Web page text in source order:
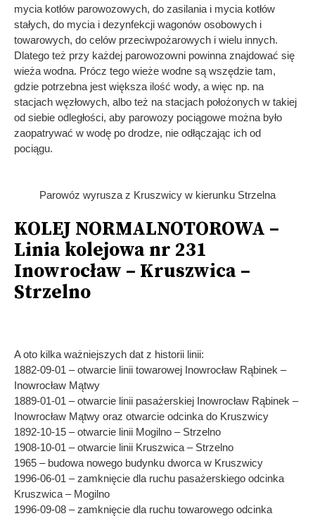
mycia kotłów parowozowych, do zasilania i mycia kotłów
stałych, do mycia i dezynfekcji wagonów osobowych i
towarowych, do celów przeciwpożarowych i wielu innych.
Dlatego też przy każdej parowozowni powinna znajdować się
wieża wodna. Prócz tego wieże wodne są wszędzie tam,
gdzie potrzebna jest większa ilość wody, a więc np. na
stacjach węzłowych, albo też na stacjach położonych w takiej
od siebie odległości, aby parowozy pociągowe można było
zaopatrywać w wodę po drodze, nie odłączając ich od
pociągu.
Parowóz wyrusza z Kruszwicy w kierunku Strzelna
KOLEJ NORMALNOTOROWA –
Linia kolejowa nr 231
Inowrocław – Kruszwica –
Strzelno
A oto kilka ważniejszych dat z historii linii:
1882-09-01 – otwarcie linii towarowej Inowrocław Rąbinek –
Inowrocław Mątwy
1889-01-01 – otwarcie linii pasażerskiej Inowrocław Rąbinek –
Inowrocław Mątwy oraz otwarcie odcinka do Kruszwicy
1892-10-15 – otwarcie linii Mogilno – Strzelno
1908-10-01 – otwarcie linii Kruszwica – Strzelno
1965 – budowa nowego budynku dworca w Kruszwicy
1996-06-01 – zamknięcie dla ruchu pasażerskiego odcinka
Kruszwica – Mogilno
1996-09-08 – zamknięcie dla ruchu towarowego odcinka